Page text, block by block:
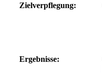
Zielverpflegung:
Ergebnisse: